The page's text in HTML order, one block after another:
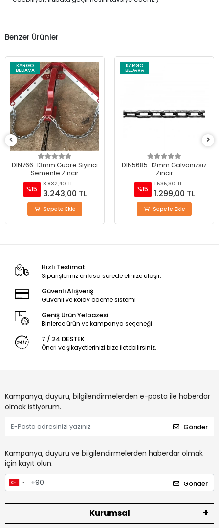
Benzer Ürünler
KARGO
BEDAVA
DIN5685-12mm Galvanizsiz
Zincir
%15
1.535,30 TL
1.299,00 TL
Sepete Ekle
KARGO
BEDAVA
DIN5685-10mm Galvanizsiz
Zincir
%27
1.228,50 TL
900,00 TL
Sepete Ekle
Hızlı Teslimat
Siparişleriniz en kısa sürede elinize ulaşır.
Güvenli Alışveriş
Güvenli ve kolay ödeme sistemi
Geniş Ürün Yelpazesi
Binlerce ürün ve kampanya seçeneği
7 / 24 DESTEK
Öneri ve şikayetlerinizi bize iletebilirsiniz.
Kampanya, duyuru, bilgilendirmelerden e-posta ile haberdar
olmak istiyorum.
Gönder
Kampanya, duyuru ve bilgilendirmelerden haberdar olmak
için kayıt olun.
Gönder
Kurumsal